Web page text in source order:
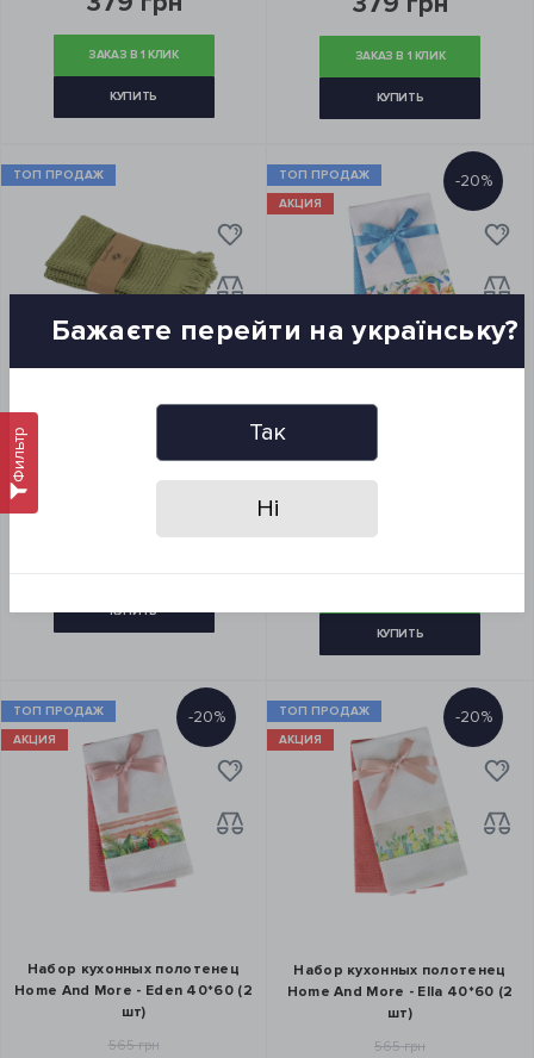
Фильтр
ЗАКАЗ В 1 КЛИК
КУПИТЬ
ЗАКАЗ В 1 КЛИК
КУПИТЬ
ТОП ПРОДАЖ
Набор полотенец Lotus Home
- Rius olive оливковый 30*50 (3
КУПИТЬ
ТОП ПРОДАЖ
АКЦИЯ
-20%
Home And More - Bells 40*60 (2
452 грн
КУПИТЬ
ТОП ПРОДАЖ
АКЦИЯ
-20%
Набор кухонных полотенец
Home And More - Eden 40*60 (2
шт)
565 грн
ТОП ПРОДАЖ
АКЦИЯ
-20%
Набор кухонных полотенец
Home And More - Ella 40*60 (2
шт)
565 грн
Бажаєте перейти на українську?
Так
Ні